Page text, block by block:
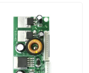
جولة في المصنع
مراقبة الجودة